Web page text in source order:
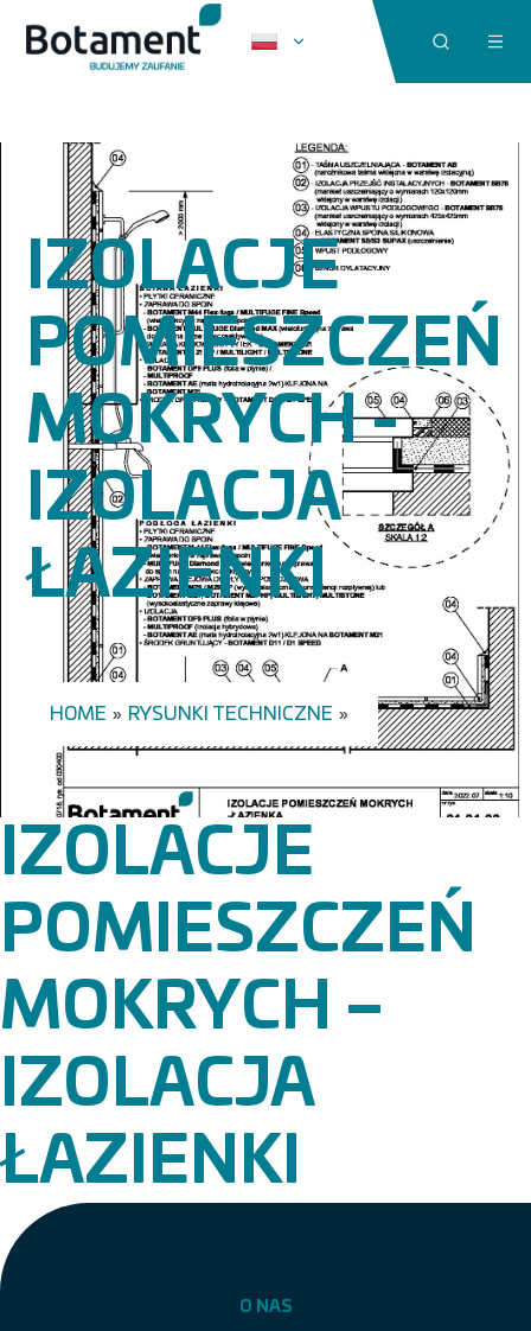
IZOLACJE
POMIESZCZEŃ
MOKRYCH -
IZOLACJA
ŁAZIENKI
HOME » RYSUNKI TECHNICZNE »
IZOLACJE
POMIESZCZEŃ
MOKRYCH –
IZOLACJA
ŁAZIENKI
O NAS